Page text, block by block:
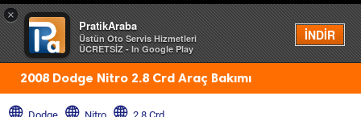
×
PratikAraba
Üstün Oto Servis Hizmetleri
ÜCRETSİZ - In Google Play
İNDİR
Menü
2008 Dodge Nitro 2.8 Crd Araç Bakımı